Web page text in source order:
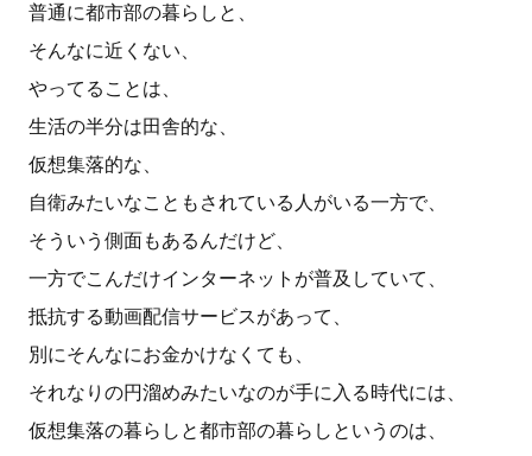
普通に都市部の暮らしと、
そんなに近くない、
やってることは、
生活の半分は田舎的な、
仮想集落的な、
自衛みたいなこともされている人がいる一方で、
そういう側面もあるんだけど、
一方でこんだけインターネットが普及していて、
抵抗する動画配信サービスがあって、
別にそんなにお金かけなくても、
それなりの円溜めみたいなのが手に入る時代には、
仮想集落の暮らしと都市部の暮らしというのは、